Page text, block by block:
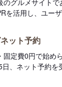
を活用し、ユー
ット予約
固定費0円で始め
、ネット予約を